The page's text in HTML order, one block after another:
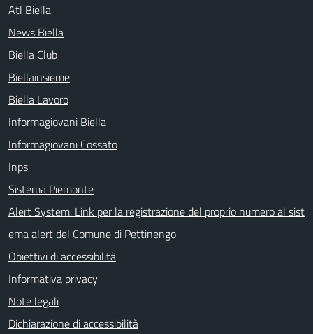
Atl Biella
News Biella
Biella Club
Biellainsieme
Biella Lavoro
Informagiovani Biella
Informagiovani Cossato
Inps
Sistema Piemonte
Alert System: Link per la registrazione del proprio numero al sist
ema alert del Comune di Pettinengo
Obiettivi di accessibilità
Informativa privacy
Note legali
Dichiarazione di accessibilità